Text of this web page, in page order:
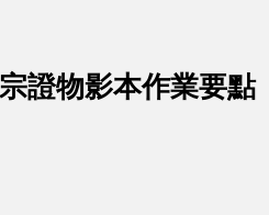
證物影本作業要點